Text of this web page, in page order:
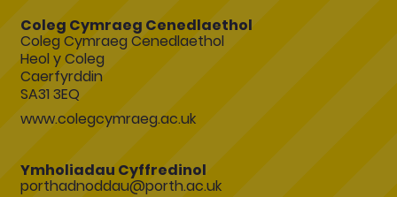
Coleg Cymraeg Cenedlaethol
Coleg Cymraeg Cenedlaethol
Heol y Coleg
Caerfyrddin
SA31 3EQ
www.colegcymraeg.ac.uk
Ymholiadau Cyffredinol
porthadnoddau@porth.ac.uk